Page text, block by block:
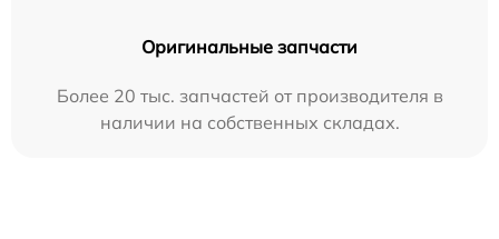
Оригинальные запчасти
Более 20 тыс. запчастей от производителя в
наличии на собственных складах.